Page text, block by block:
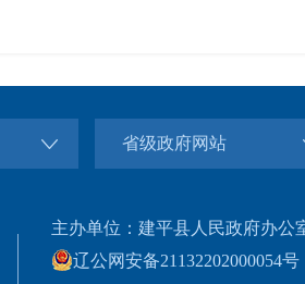
省级政府网站
主办单位：建平县人民政府办公
辽公网安备21132202000054号